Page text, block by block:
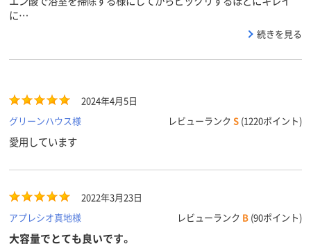
に…
続きを見る
2024年4月5日
グリーンハウス様
レビューランク S (1220ポイント)
愛用しています
2022年3月23日
アプレシオ真地様
レビューランク B (90ポイント)
大容量でとても良いです。